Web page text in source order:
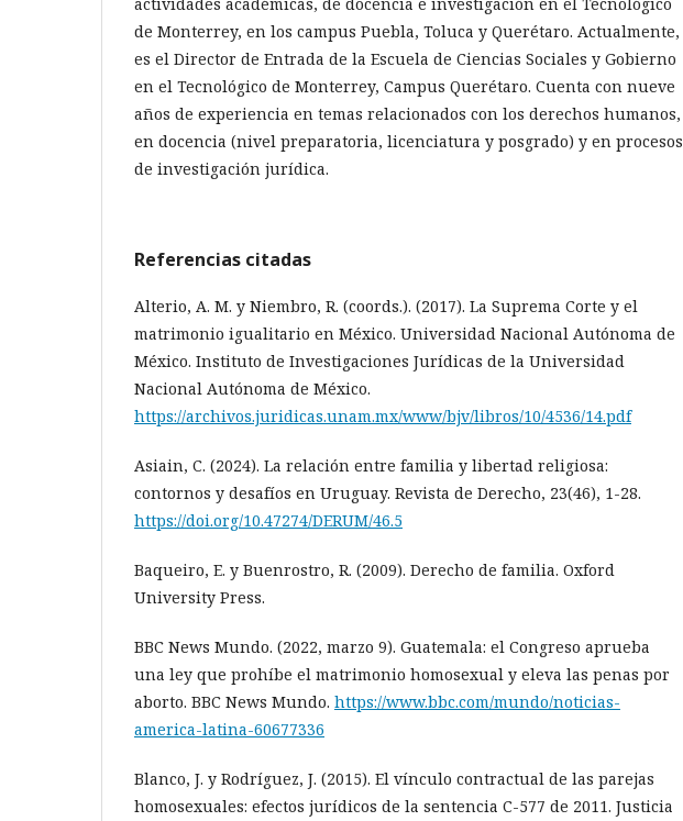
de Monterrey, en los campus Puebla, Toluca y Querétaro. Actualmente,
es el Director de Entrada de la Escuela de Ciencias Sociales y Gobierno
en el Tecnológico de Monterrey, Campus Querétaro. Cuenta con nueve
años de experiencia en temas relacionados con los derechos humanos,
en docencia (nivel preparatoria, licenciatura y posgrado) y en procesos
de investigación jurídica.
Referencias citadas
Alterio, A. M. y Niembro, R. (coords.). (2017). La Suprema Corte y el
matrimonio igualitario en México. Universidad Nacional Autónoma de
México. Instituto de Investigaciones Jurídicas de la Universidad
Nacional Autónoma de México.
https://archivos.juridicas.unam.mx/www/bjv/libros/10/4536/14.pdf
Asiain, C. (2024). La relación entre familia y libertad religiosa:
contornos y desafíos en Uruguay. Revista de Derecho, 23(46), 1-28.
https://doi.org/10.47274/DERUM/46.5
Baqueiro, E. y Buenrostro, R. (2009). Derecho de familia. Oxford
University Press.
BBC News Mundo. (2022, marzo 9). Guatemala: el Congreso aprueba
una ley que prohíbe el matrimonio homosexual y eleva las penas por
aborto. BBC News Mundo. https://www.bbc.com/mundo/noticias-
america-latina-60677336
Blanco, J. y Rodríguez, J. (2015). El vínculo contractual de las parejas
homosexuales: efectos jurídicos de la sentencia C-577 de 2011. Justicia